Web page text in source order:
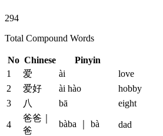
294
Total Compound Words
No Chinese Pinyin
1
爱 ài
love
2
爱好 ài hào
hobby
3
八 bā eight
4
爸爸｜
爸
bàba ｜ bà dad